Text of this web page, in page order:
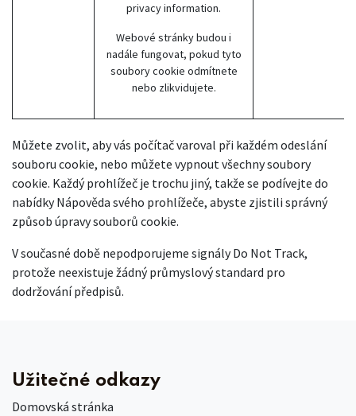
privacy information.
Webové stránky budou i
nadále fungovat, pokud tyto
soubory cookie odmítnete
nebo zlikvidujete.
Můžete zvolit, aby vás počítač varoval při každém odeslání
souboru cookie, nebo můžete vypnout všechny soubory
cookie. Každý prohlížeč je trochu jiný, takže se podívejte do
nabídky Nápověda svého prohlížeče, abyste zjistili správný
způsob úpravy souborů cookie.
V současné době nepodporujeme signály Do Not Track,
protože neexistuje žádný průmyslový standard pro
dodržování předpisů.
Užitečné odkazy
Domovská stránka